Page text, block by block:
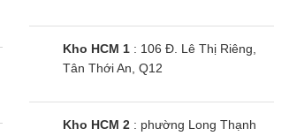
Kho HCM 1: 106 Đ. Lê Thị Riêng,
Tân Thới An, Q12
Kho HCM 2: phường Long Thạnh